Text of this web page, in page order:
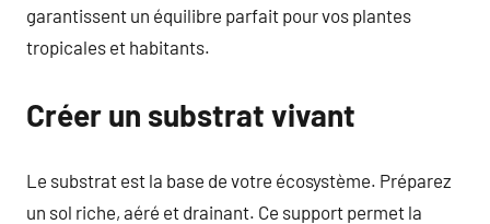
garantissent un équilibre parfait pour vos plantes
tropicales et habitants.
Créer un substrat vivant
Le substrat est la base de votre écosystème. Préparez
un sol riche, aéré et drainant. Ce support permet la